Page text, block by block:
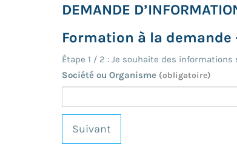
DEMANDE
Formation à la
Étape 1 / 2 : Je souhaite des
Société ou Organisme (obligatoire)
Suivant